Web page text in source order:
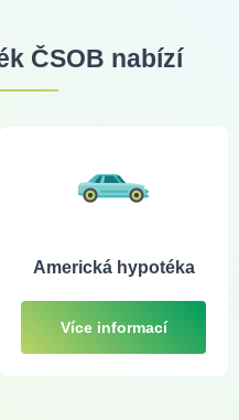
ČSOB nabízí
Americká hypotéka
Více informací